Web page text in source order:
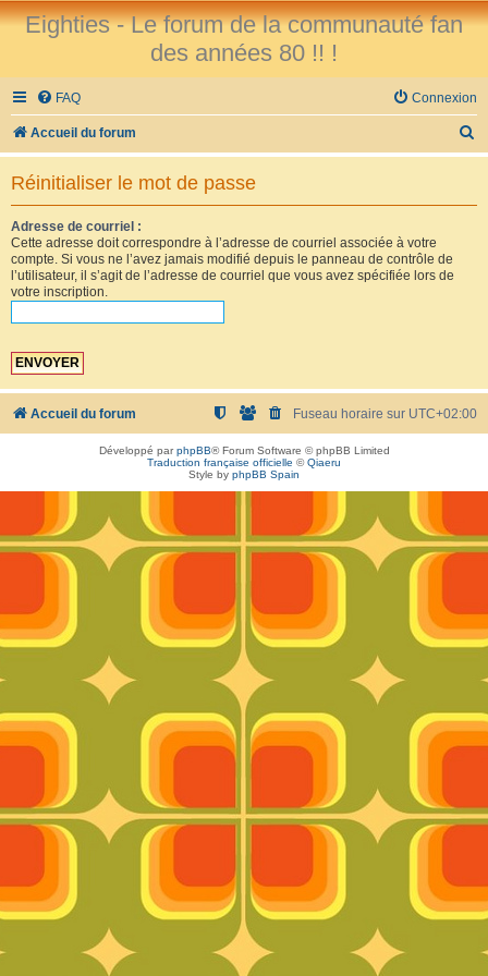
Eighties - Le forum de la communauté fan
des années 80 !! !
FAQ Connexion
Accueil du forum
e
r
Réinitialiser le mot de passe
Adresse de courriel :
Cette adresse doit correspondre à l’adresse de courriel associée à votre
compte. Si vous ne l’avez jamais modifié depuis le panneau de contrôle de
l’utilisateur, il s’agit de l’adresse de courriel que vous avez spécifiée lors de
votre inscription.
Accueil du forum Fuseau horaire sur UTC+02:00
Développé parphpBB® Forum Software © phpBB Limited
Traduction française officielle ©Qiaeru
Style by phpBB Spain